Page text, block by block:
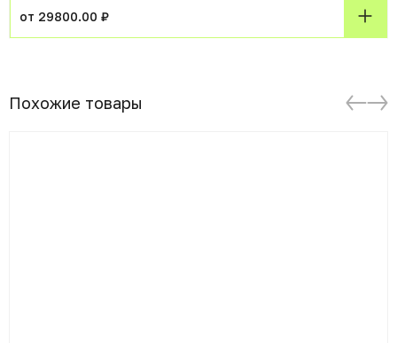
от 29800.00 ₽
Похожие товары